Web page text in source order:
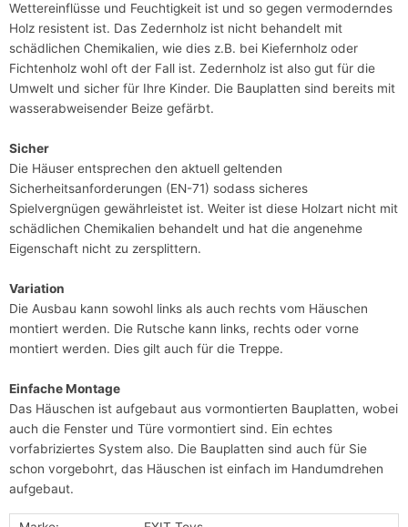
Wettereinflüsse und Feuchtigkeit ist und so gegen vermoderndes
Holz resistent ist. Das Zedernholz ist nicht behandelt mit
schädlichen Chemikalien, wie dies z.B. bei Kiefernholz oder
Fichtenholz wohl oft der Fall ist. Zedernholz ist also gut für die
Umwelt und sicher für Ihre Kinder. Die Bauplatten sind bereits mit
wasserabweisender Beize gefärbt.
Sicher
Die Häuser entsprechen den aktuell geltenden
Sicherheitsanforderungen (EN-71) sodass sicheres
Spielvergnügen gewährleistet ist. Weiter ist diese Holzart nicht mit
schädlichen Chemikalien behandelt und hat die angenehme
Eigenschaft nicht zu zersplittern.
Variation
Die Ausbau kann sowohl links als auch rechts vom Häuschen
montiert werden. Die Rutsche kann links, rechts oder vorne
montiert werden. Dies gilt auch für die Treppe.
Einfache Montage
Das Häuschen ist aufgebaut aus vormontierten Bauplatten, wobei
auch die Fenster und Türe vormontiert sind. Ein echtes
vorfabriziertes System also. Die Bauplatten sind auch für Sie
schon vorgebohrt, das Häuschen ist einfach im Handumdrehen
aufgebaut.